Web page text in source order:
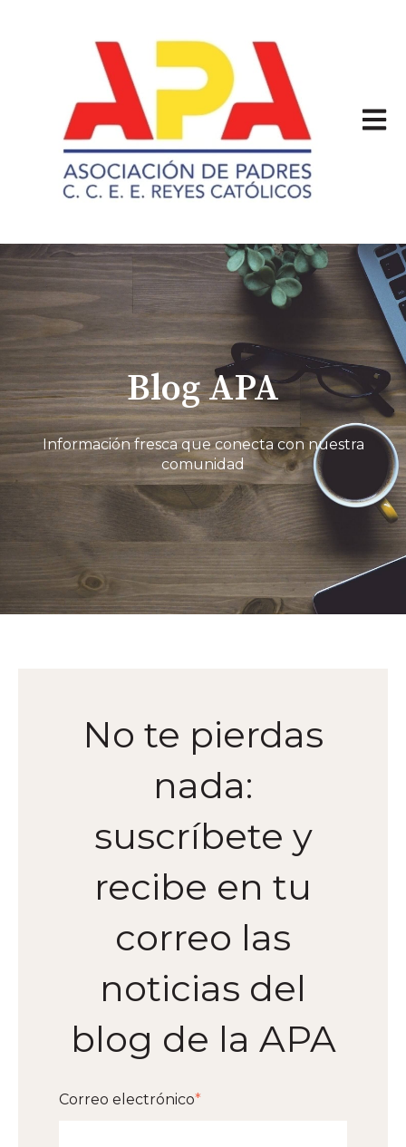
Abrir
Blog APA
Información fresca que conecta con nuestra
comunidad
No te pierdas
nada:
suscríbete y
recibe en tu
correo las
noticias del
blog de la APA
Correo electrónico*